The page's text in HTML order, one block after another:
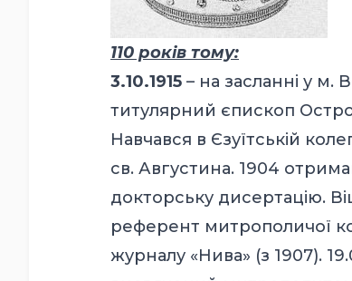
110 років тому:
3.10.1915 – на засланні у м.
титулярний єпископ
Навчався в Єзуїтській
св. Августина. 1904
докторську дисертацію.
референт митрополичої
журналу «Нива» (з 1907).